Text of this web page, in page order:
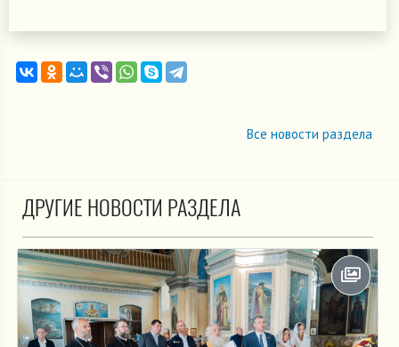
Все новости раздела
ДРУГИЕ НОВОСТИ РАЗДЕЛА